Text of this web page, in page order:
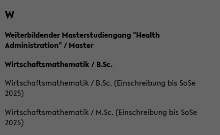
W
Weiterbildender Masterstudiengang "Health
Administration" / Master
Wirtschaftsmathematik / B.Sc.
Wirtschaftsmathematik / B.Sc. (Einschreibung bis SoSe
2025)
Wirtschaftsmathematik / M.Sc. (Einschreibung bis SoSe
2025)